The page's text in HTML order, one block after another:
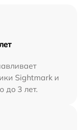
Sightmark и
до 3 лет.